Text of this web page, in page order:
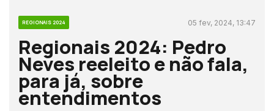
REGIONAIS 2024 05 fev, 2024, 13:47
Regionais 2024: Pedro
Neves reeleito e não fala,
para já, sobre
entendimentos